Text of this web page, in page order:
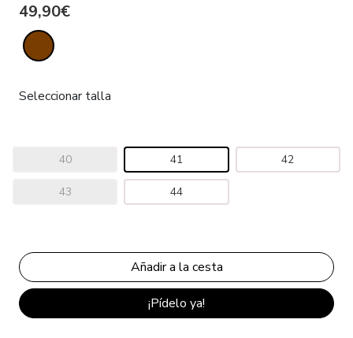
49,90€
Seleccionar talla
40 41 42
43 44
¡Pídelo ya!